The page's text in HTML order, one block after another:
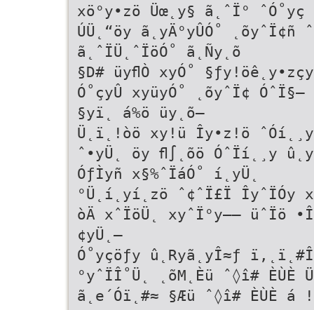
xö°y•zö Üœ˛y§ ã˛ˆÏ°
ÚÜ˛“öy ã˛yÄ°yÛÓ˚
ã˛ˆÏÜ˛ˆÏöÓ˚ ã˛Ñy˛õ
§D# üyﬂÒ xyÓ˚
Ó˚çyÛ xyüyÓ˚ ˛õyˆÏ¢
§yï˛ á%ö üy˛õ–
Ü˛ï˛!òö xy!ü Îy•z!ö
ˆ•yÜ˛ öy ﬂ∫˛õö ÓˆÏí˛¸y
ÓƒÌyñ x§%ˆÏáÓ˚ í˛yÜ˛
°Ü˛í˛yí˛zö ˆ¢ˆÏ£Ï ÎyˆÏÓy
òÄ xˆÏöÜ˛ xyˆÏ°y–– üˆÏö
¢yÜ˛–
Ó˚yçöƒy û˛Ryã˛yÎ≈ƒ
°yˆÏÎ˚Ü˛ ˛õM˛Èü ˆ◊î# ÈÙÈ
ã˛e´Óï˛#≈ §Æü ˆ◊î# ÈÙÈ á